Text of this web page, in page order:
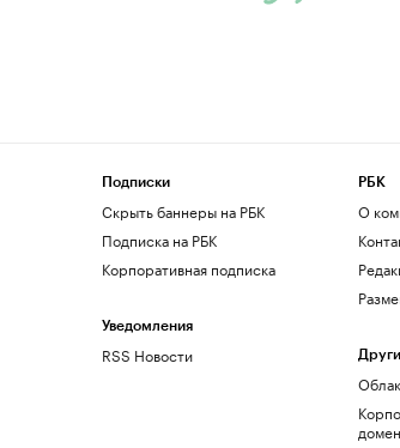
Подписки
Скрыть баннеры на РБК
Подписка на РБК
Корпоративная подписка
Уведомления
RSS Новости
РБК
О